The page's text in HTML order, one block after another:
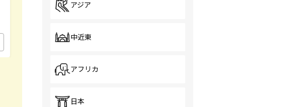
アジア
中近東
アフリカ
日本